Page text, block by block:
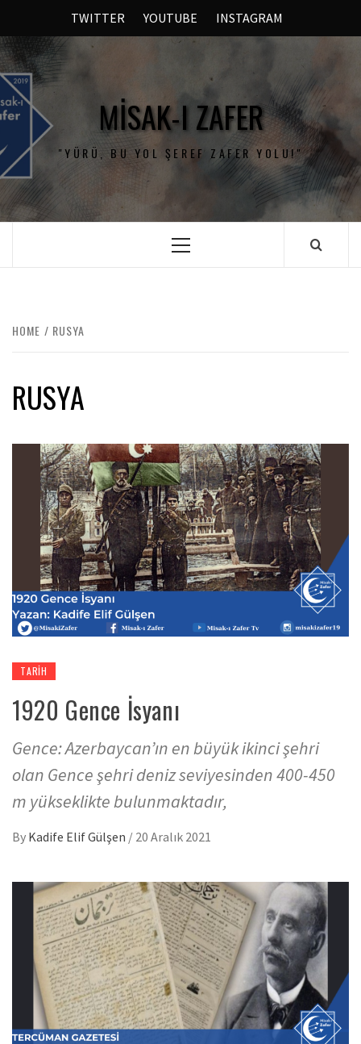
TWITTER YOUTUBE INSTAGRAM
MISAK-I ZAFER
"YÜRÜ, BU YOL ŞEREF ZAFER YOLU!"
HOME RUSYA
RUSYA
TARIH
1920 Gence İsyanı
Gence: Azerbaycan’ın en büyük ikinci şehri
olan Gence şehri deniz seviyesinden 400-450
m yükseklikte bulunmaktadır,
By Kadife Elif Gülşen / 20 Aralık 2021